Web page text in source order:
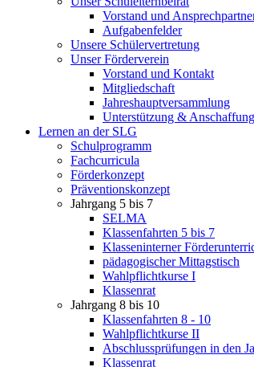
Vorstand und
Aufgabenfelder
Unsere Schülervertretung
Unser Förderverein
Vorstand und Kontakt
Mitgliedschaft
Jahreshauptversammlung
Unterstützung &
Lernen an der SLG
Schulprogramm
Fachcurricula
Förderkonzept
Präventionskonzept
Jahrgang 5 bis 7
SELMA
Klassenfahrten 5 bis 7
Klasseninterner
pädagogischer Mittagstisch
Wahlpflichtkurse I
Klassenrat
Jahrgang 8 bis 10
Klassenfahrten 8 - 10
Wahlpflichtkurse II
Abschlussprüfungen in den
Klassenrat